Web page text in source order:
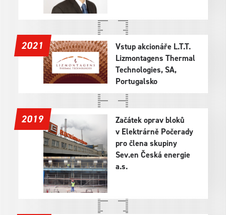
2021
Vstup akcionáře L.T.T.
Lizmontagens Thermal
Technologies, SA,
Portugalsko
2019
Začátek oprav bloků
v Elektrárně Počerady
pro člena skupiny
Sev.en Česká energie
a.s.